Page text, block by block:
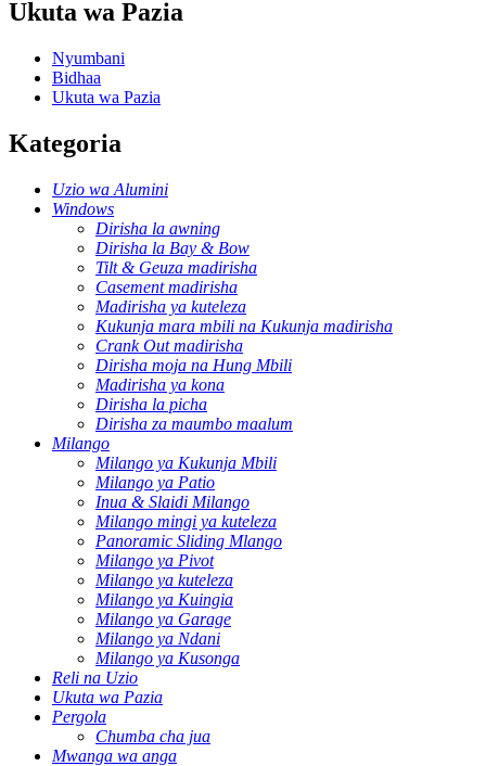
Ukuta wa Pazia
Nyumbani
Bidhaa
Ukuta wa Pazia
Kategoria
Uzio wa Alumini
Windows
Dirisha la awning
Dirisha la Bay & Bow
Tilt & Geuza madirisha
Casement madirisha
Madirisha ya kuteleza
Kukunja mara mbili na Kukunja madirisha
Crank Out madirisha
Dirisha moja na Hung Mbili
Madirisha ya kona
Dirisha la picha
Dirisha za maumbo maalum
Milango
Milango ya Kukunja Mbili
Milango ya Patio
Inua & Slaidi Milango
Milango mingi ya kuteleza
Panoramic Sliding Mlango
Milango ya Pivot
Milango ya kuteleza
Milango ya Kuingia
Milango ya Garage
Milango ya Ndani
Milango ya Kusonga
Reli na Uzio
Ukuta wa Pazia
Pergola
Chumba cha jua
Mwanga wa anga